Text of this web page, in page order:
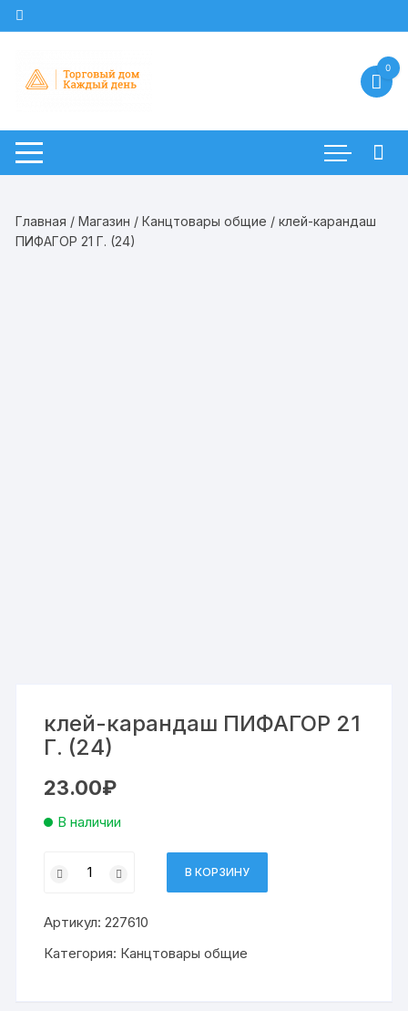
Перейти
к
0
Главная /Магазин /Канцтовары общие / клей-карандаш
ПИФАГОР 21 Г. (24)
клей-карандаш ПИФАГОР 21
Г. (24)
23.00₽
В наличии
товара
карандаш
ПИФАГОР
В КОРЗИНУ
Артикул:227610
Категория: Канцтовары общие